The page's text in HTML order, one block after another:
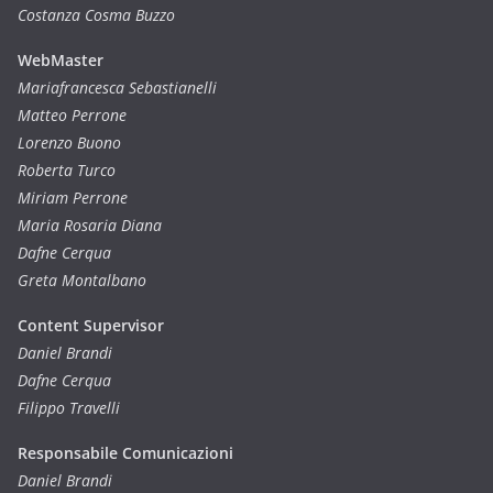
Costanza Cosma Buzzo
WebMaster
Mariafrancesca Sebastianelli
Matteo Perrone
Lorenzo Buono
Roberta Turco
Miriam Perrone
Maria Rosaria Diana
Dafne Cerqua
Greta Montalbano
Content Supervisor
Daniel Brandi
Dafne Cerqua
Filippo Travelli
Responsabile Comunicazioni
Daniel Brandi